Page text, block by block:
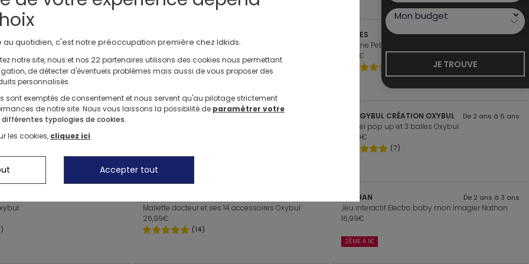
Coffret Poupée Eve cheveux de rêves et accessoires
Mon cahier-ardoise d'activités Oxybul
19,99€
TONIES De 3 ans à 8 ans
Figurine Petit ours brun Volume 3
14,99€
De 2 ans à 4 ans IMAGIBUL CRÉATION OXYBUL ENERGYBUL CRÉATION OXYBUL De 2 ans à 6 ans
Tunnel pop up et 3 balles Oxybul
22,99€
(7)
Mallette docteur et ses 14 accessoires Oxybul
26,99€
(14)
2ÈME À 1€
NATHAN De 2 ans à 3 ans
Jeu interactif Electro baby mon imagier Nathan
16,99€
JE TROUVE
au quotidien, c'est notre préoccupation première chez Idkids.
notre site, nous et nos 22partenaires utilisons des cookies nous permettant
de détecter d'éventuels problèmes mais aussi de vous proposer des
personnalisés.
sont exemptés de consentement et nous servent qu'au pilotage strictement
de notre site. Nous vous laissons la possibilité de paramétrer votre
différentes typologies de cookies.
les cookies, cliquez ici.
Accepter tout